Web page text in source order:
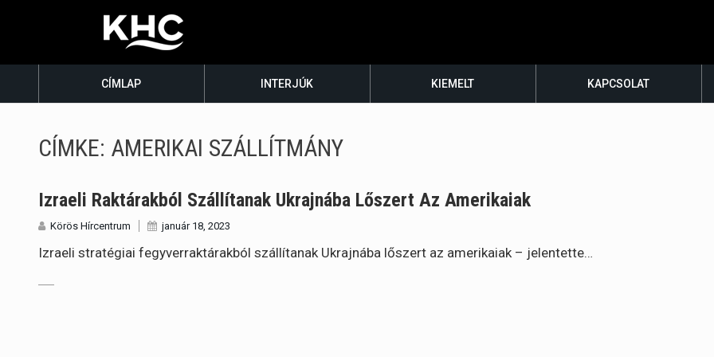
CÍMLAP INTERJÚK KIEMELT KAPCSOLAT
CÍMKE: AMERIKAI SZÁLLÍTMÁNY
Izraeli Raktárakból Szállítanak Ukrajnába Lőszert Az Amerikaiak
Körös Hírcentrum január 18, 2023
Izraeli stratégiai fegyverraktárakból szállítanak Ukrajnába lőszert az amerikaiak – jelentette…